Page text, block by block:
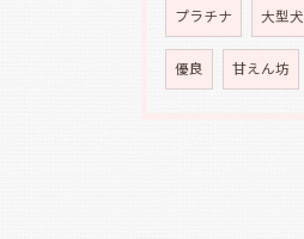
プラチナ 大型犬
優良 甘えん坊